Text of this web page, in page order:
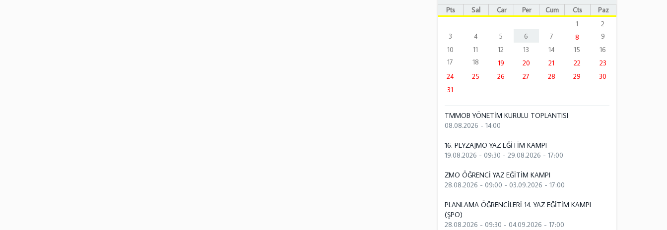
Pts Sal Çar Per Cum Cts
Paz
1
2
3
4 5 6 7 8
9
10
11 12 13 14 15
16
17
18 19 20 21 22
23
24
25 26 27 28 29
30
31
TMMOB YÖNETİM KURULU TOPLANTISI
08.08.2026 - 14:00
16. PEYZAJMO YAZ EĞİTİM KAMPI
19.08.2026 - 09:30 -29.08.2026 - 17:00
ZMO ÖĞRENCİ YAZ EĞİTİM KAMPI
28.08.2026 - 09:00 -03.09.2026 - 17:00
PLANLAMA ÖĞRENCİLERİ 14. YAZ EĞİTİM KAMPI
(ŞPO)
28.08.2026 - 09:30 -04.09.2026 - 17:00